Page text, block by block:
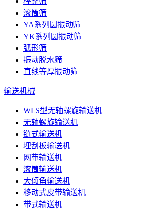
滚筒筛
YA系列圆振动筛
YK系列圆振动筛
弧形筛
振动脱水筛
直线等厚振动筛
输送机械
WLS型无轴螺旋输送机
无轴螺旋输送机
链式输送机
埋刮板输送机
网带输送机
滚筒输送机
大倾角输送机
移动式皮带输送机
带式输送机